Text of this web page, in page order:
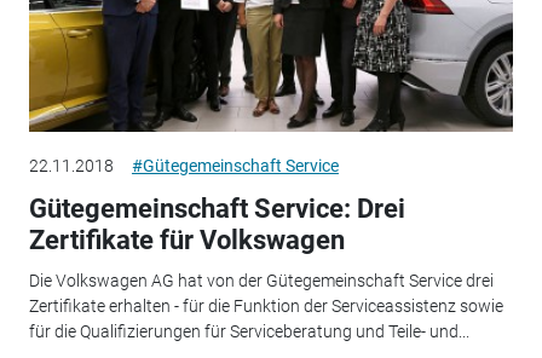
22.11.2018 #Gütegemeinschaft Service
Gütegemeinschaft Service: Drei
Zertifikate für Volkswagen
Die Volkswagen AG hat von der Gütegemeinschaft Service drei
Zertifikate erhalten - für die Funktion der Serviceassistenz sowie
für die Qualifizierungen für Serviceberatung und Teile- und...